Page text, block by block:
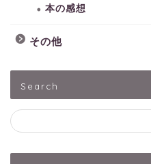
本の感想
その他
Search